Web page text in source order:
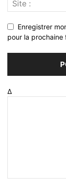
Enregistrer
pour la prochaine
Δ